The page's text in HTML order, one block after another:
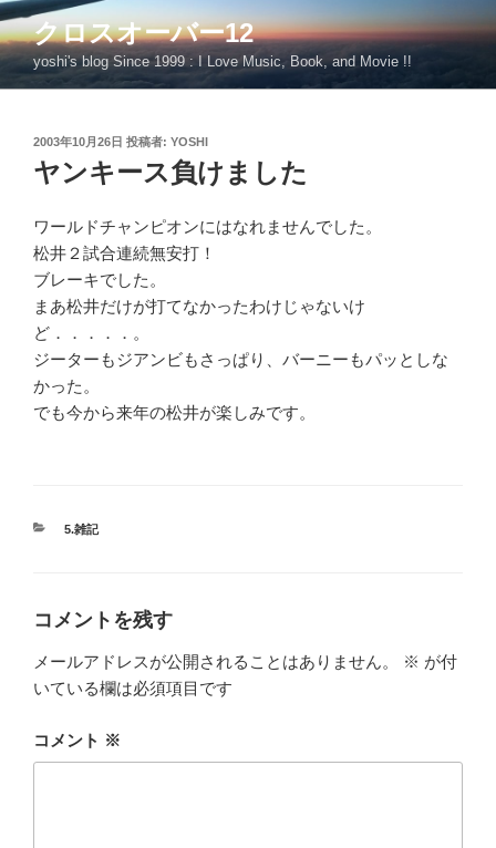
コ
ン
テ
ン
クロスオーバー12
yoshi's blog Since 1999 : I Love Music, Book, and Movie !!
投
稿
日:
2003年10月26日 投稿者: YOSHI
ヤンキース負けました
ワールドチャンピオンにはなれませんでした。
松井２試合連続無安打！
ブレーキでした。
まあ松井だけが打てなかったわけじゃないけ
ど．．．．．。
ジーターもジアンビもさっぱり、バーニーもパッとしな
かった。
でも今から来年の松井が楽しみです。
カ
5.雑記
コメントを残す
メールアドレスが公開されることはありません。 ※ が付
いている欄は必須項目です
コメント ※